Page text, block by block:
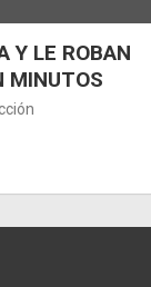
Y LE ROBAN
MINUTOS